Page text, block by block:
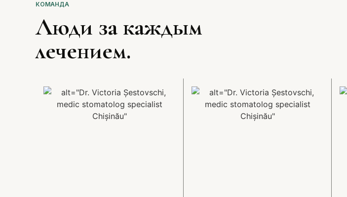
КОМАНДА
Люди за каждым
лечением.